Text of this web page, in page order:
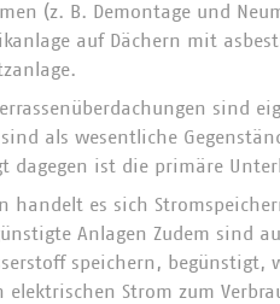
(z. B. Demontage und
auf Dächern mit
sind
als wesentliche
dagegen ist die primäre
handelt es sich
Anlagen Zudem sind
speichern, begünstigt,
elektrischen Strom zum